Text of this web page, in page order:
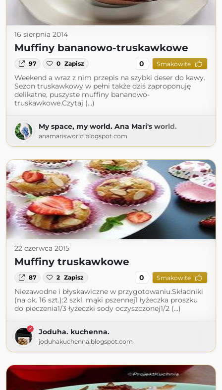
16 sierpnia 2014
Muffiny bananowo-truskawkowe
97 0 Zapisz 0 Smakowite
Weekend a wraz z nim przepis na szybki deser do kawy.
Sezon truskawkowy w pełni także dziś zaproponuję
delikatne, puszyste muffiny bananowo-
truskawkowe.Czytaj (...)
My space, my world. Ana Mari's world.
anamarisworld.blogspot.com
22 czerwca 2015
Muffiny truskawkowe
87 2 Zapisz 0 Smakowite
Niezawodne i błyskawiczne w przygotowaniu.Składniki
(na ok. 16 szt.):2 szkl. mąki pszennej1 łyżeczka proszku
do pieczenia1/3 łyżeczki sody oczyszczonej1/2 (...)
Joduha. kuchenna.
joduhakuchenna.blogspot.com